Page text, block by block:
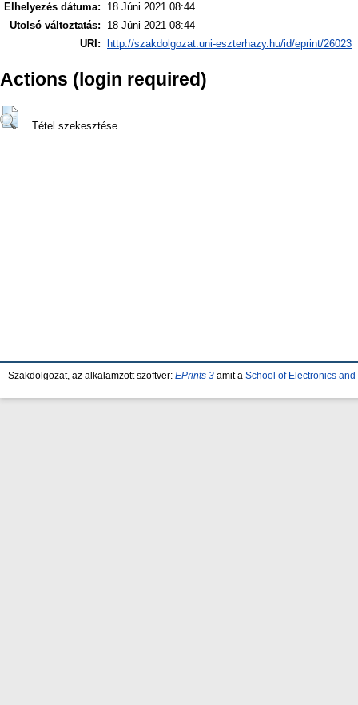
Elhelyezés dátuma:
18 Júni 2021 08:44
Utolsó változtatás:
18 Júni 2021 08:44
URI:
http://szakdolgozat.uni-eszterhazy.hu/id/eprint/26023
Actions (login required)
Tétel szekesztése
Szakdolgozat, az alkalamzott szoftver: EPrints 3 amit a School of Electronics